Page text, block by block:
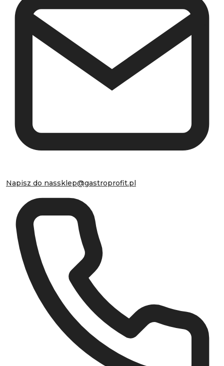
Napisz do nassklep@gastroprofit.pl